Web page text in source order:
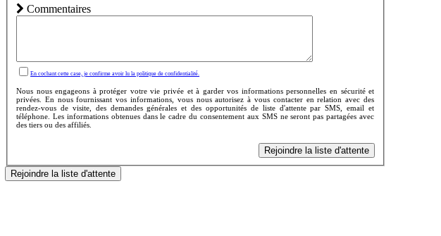
Commentaires
En cochant cette case, je confirme avoir lu la politique de confidentialité.
Nous nous engageons à protéger votre vie privée et à garder vos informations personnelles en sécurité et
privées. En nous fournissant vos informations, vous nous autorisez à vous contacter en relation avec des
rendez-vous de visite, des demandes générales et des opportunités de liste d'attente par SMS, email et
téléphone. Les informations obtenues dans le cadre du consentement aux SMS ne seront pas partagées avec
des tiers ou des affiliés.
Rejoindre la liste d'attente
Rejoindre la liste d'attente